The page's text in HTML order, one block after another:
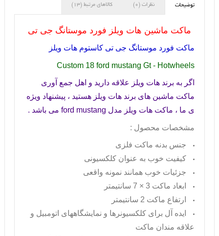
توضیحات نظرات (0) کالاهای مرتبط (13)
ماکت ماشین هات ویلز فورد موستانگ جی تی
ماکت فورد موستانگ جی تی کاستوم هات ویلز
Custom 18 ford mustang Gt - Hotwheels
اگر به برند هات ویلز علاقه دارید و اهل جمع آوری
ماکت ماشین های برند هات ویلز هستید ، پیشنهاد ویژه
ی ما ، ماکت هات ویلز مدل ford mustang می باشد .
مشخصات محصول :
جنس بدنه ماکت فلزی
کیفیت خوب به عنوان کلکسیونی
جزئیات خوب همانند نمونه واقعی
ابعاد ماکت 3 × 7 سانتیمتر
ارتفاع ماکت 2 سانتیمتر
ایده آل برای کلکسیونرها و نمایشگاههای اتومبیل و
علاقه مندان ماکت